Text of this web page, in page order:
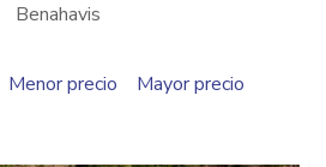
Benahavis
Menor precio Mayor precio